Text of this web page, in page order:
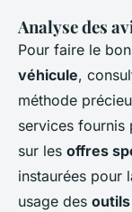
Analyse des
Pour faire le bon
véhicule,
méthode
services fournis
sur les offres
instaurées pour
usage des